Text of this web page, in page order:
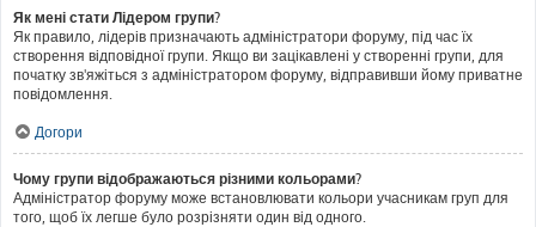
Як мені стати Лідером групи?
Як правило, лідерів призначають адміністратори форуму, під час їх
створення відповідної групи. Якщо ви зацікавлені у створенні групи, для
початку зв'яжіться з адміністратором форуму, відправивши йому приватне
повідомлення.
Догори
Чому групи відображаються різними кольорами?
Адміністратор форуму може встановлювати кольори учасникам груп для
того, щоб їх легше було розрізняти один від одного.